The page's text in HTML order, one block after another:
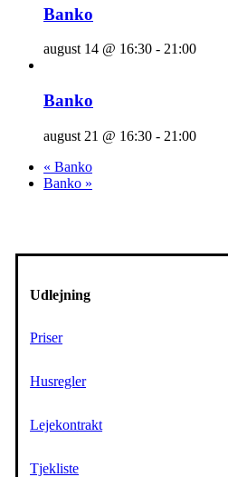
Banko
august 14 @ 16:30 - 21:00
Banko
august 21 @ 16:30 - 21:00
« Banko
Banko »
Udlejning
Priser
Husregler
Lejekontrakt
Tjekliste